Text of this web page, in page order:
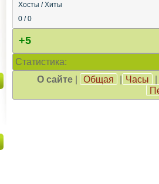
Хосты / Хиты
0 / 0
+5
Статистика:
О сайте| Общая | Часы
|